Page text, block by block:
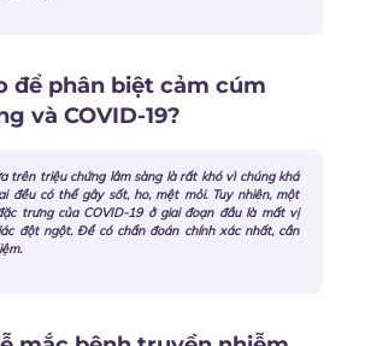
để phân biệt cảm cúm
và COVID-19?
trên triệu chứng lâm sàng là rất khó vì chúng khá
đều có thể gây sốt, ho, mệt mỏi. Tuy nhiên, một
trưng của COVID-19 ở giai đoạn đầu là mất vị
đột ngột. Để có chẩn đoán chính xác nhất, cần